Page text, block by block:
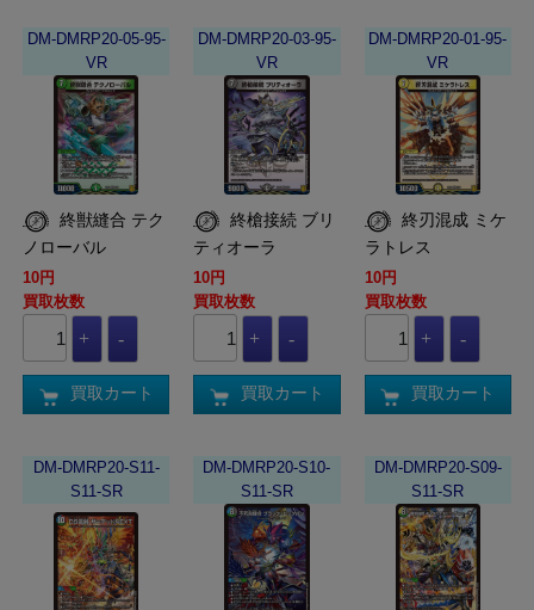
DM-DMRP20-05-95-
VR
ノローバル
10円
買取枚数
買取カート
DM-DMRP20-03-95-
VR
終槍接続 ブリ
ティオーラ
10円
買取枚数
買取カート
DM-DMRP20-01-95-
VR
ラトレス
10円
買取枚数
買取カート
DM-DMRP20-S11-
S11-SR
DM-DMRP20-S10-
S11-SR
DM-DMRP20-S09-
S11-SR